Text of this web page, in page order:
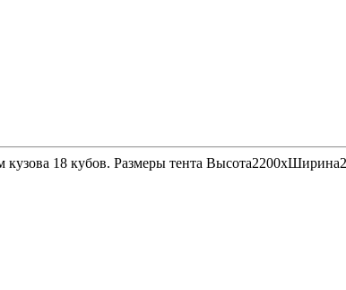
18 кубов. Размеры тента